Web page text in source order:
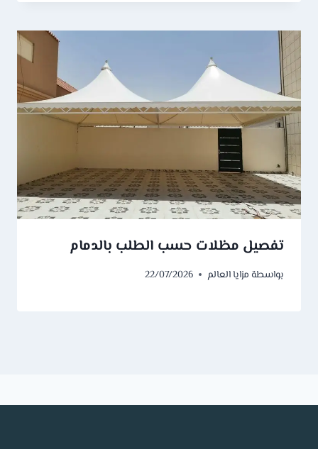
تفصيل مظلات حسب الطلب بالدمام
بواسطة مزايا العالم 22/07/2026